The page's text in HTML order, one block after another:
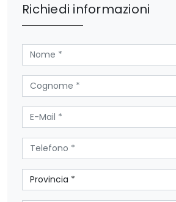
Richiedi informazioni